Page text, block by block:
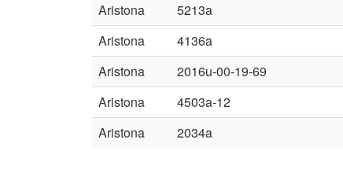
Aristona
5213a
Aristona
4136a
Aristona
2016u-00-19-69
Aristona
4503a-12
Aristona
2034a